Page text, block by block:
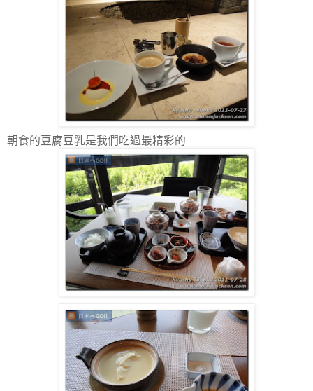
朝食的豆腐豆乳是我們吃過最精彩的